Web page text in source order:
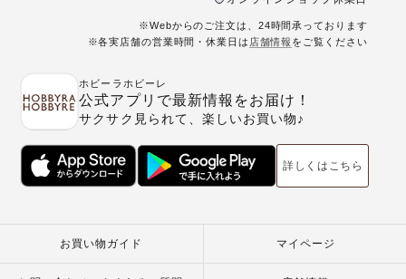
※Webからのご注文は、24時間承っております
※各実店舗の営業時間・休業日は 店舗情報 をご覧ください
ホビーラホビーレ
公式アプリで最新情報をお届け！
サクサク見られて、楽しいお買い物♪
詳しくはこちら
お買い物ガイド マイページ